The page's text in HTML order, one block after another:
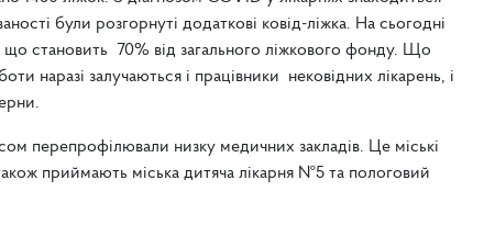
були розгорнуті додаткові ковід-ліжка. На сьогодні
що становить 70% від загального ліжкового фонду. Що
наразі залучаються і працівники нековідних лікарень, і
перепрофілювали низку медичних закладів. Це міські
приймають міська дитяча лікарня №5 та пологовий